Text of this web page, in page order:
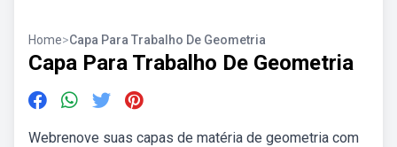
Home>Capa Para Trabalho De Geometria
Capa Para Trabalho De Geometria
Webrenove suas capas de matéria de geometria com